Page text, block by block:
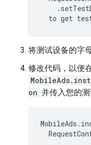
to get
将测试设备的字
修改代码，以便
on 并传入您的测
MobileAds .